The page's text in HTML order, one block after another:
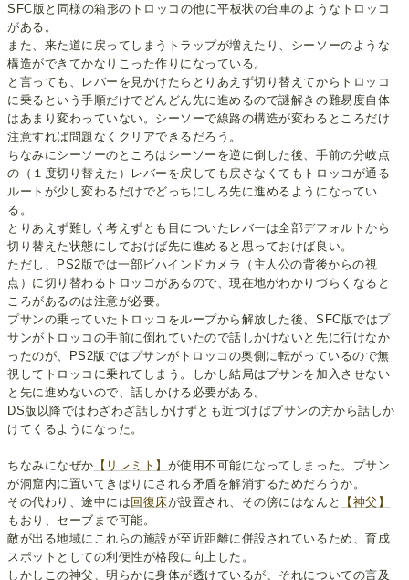
SFC版と同様の箱形のトロッコの他に平板状の台車のようなトロッコ
がある。
また、来た道に戻ってしまうトラップが増えたり、シーソーのような
構造ができてかなりこった作りになっている。
と言っても、レバーを見かけたらとりあえず切り替えてからトロッコ
に乗るという手順だけでどんどん先に進めるので謎解きの難易度自体
はあまり変わっていない。シーソーで線路の構造が変わるところだけ
注意すれば問題なくクリアできるだろう。
ちなみにシーソーのところはシーソーを逆に倒した後、手前の分岐点
の（１度切り替えた）レバーを戻しても戻さなくてもトロッコが通る
ルートが少し変わるだけでどっちにしろ先に進めるようになってい
る。
とりあえず難しく考えずとも目についたレバーは全部デフォルトから
切り替えた状態にしておけば先に進めると思っておけば良い。
ただし、PS2版では一部ビハインドカメラ（主人公の背後からの視
点）に切り替わるトロッコがあるので、現在地がわかりづらくなると
ころがあるのは注意が必要。
プサンの乗っていたトロッコをループから解放した後、SFC版ではプ
サンがトロッコの手前に倒れていたので話しかけないと先に行けなか
ったのが、PS2版ではプサンがトロッコの奥側に転がっているので無
視してトロッコに乗れてしまう。しかし結局はプサンを加入させない
と先に進めないので、話しかける必要がある。
DS版以降ではわざわざ話しかけずとも近づけばプサンの方から話しか
けてくるようになった。
ちなみになぜか 【リレミト】 が使用不可能になってしまった。プサン
が洞窟内に置いてきぼりにされる矛盾を解消するためだろうか。
その代わり、途中には回復床が設置され、その傍にはなんと
【神父】
もおり、セーブまで可能。
敵が出る地域にこれらの施設が至近距離に併設されているため、育成
スポットとしての利便性が格段に向上した。
しかしこの神父、明らかに身体が透けているが、それについての言及